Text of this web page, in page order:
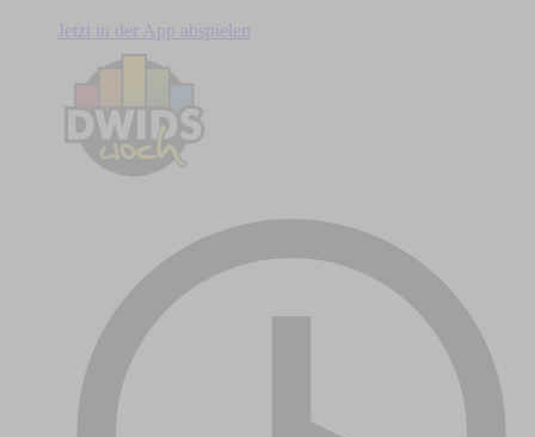
Jetzt in der App abspielen